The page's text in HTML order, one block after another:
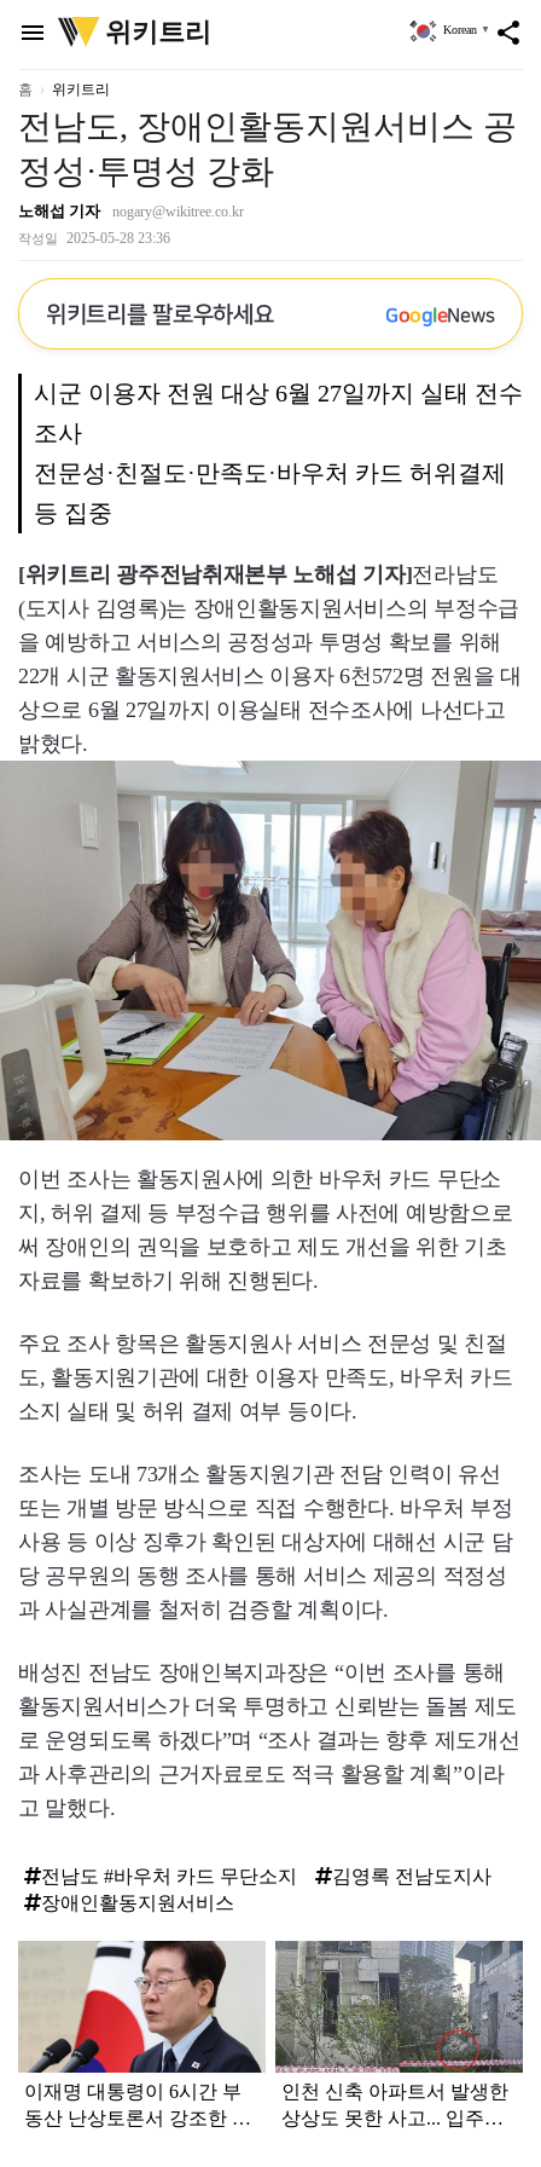
menu
위
키
리
위키트리 share
Korean ▼
홈 위키트리
전남도, 장애인활동지원서비스 공
정성·투명성 강화
노해섭 기자 nogary@wikitree.co.kr
작성일 2025-05-28 23:36
위키트리를 팔로우하세요 GoogleNews
시군 이용자 전원 대상 6월 27일까지 실태 전수
조사
전문성·친절도·만족도·바우처 카드 허위결제
등 집중
[위키트리 광주전남취재본부 노해섭 기자]전라남도
(도지사 김영록)는 장애인활동지원서비스의 부정수급
을 예방하고 서비스의 공정성과 투명성 확보를 위해
22개 시군 활동지원서비스 이용자 6천572명 전원을 대
상으로 6월 27일까지 이용실태 전수조사에 나선다고
밝혔다.
이번 조사는 활동지원사에 의한 바우처 카드 무단소
지, 허위 결제 등 부정수급 행위를 사전에 예방함으로
써 장애인의 권익을 보호하고 제도 개선을 위한 기초
자료를 확보하기 위해 진행된다.
주요 조사 항목은 활동지원사 서비스 전문성 및 친절
도, 활동지원기관에 대한 이용자 만족도, 바우처 카드
소지 실태 및 허위 결제 여부 등이다.
조사는 도내 73개소 활동지원기관 전담 인력이 유선
또는 개별 방문 방식으로 직접 수행한다. 바우처 부정
사용 등 이상 징후가 확인된 대상자에 대해선 시군 담
당 공무원의 동행 조사를 통해 서비스 제공의 적정성
과 사실관계를 철저히 검증할 계획이다.
배성진 전남도 장애인복지과장은 “이번 조사를 통해
활동지원서비스가 더욱 투명하고 신뢰받는 돌봄 제도
로 운영되도록 하겠다”며 “조사 결과는 향후 제도개선
과 사후관리의 근거자료로도 적극 활용할 계획”이라
고 말했다.
전남도 #바우처 카드 무단소지
김영록 전남도지사
장애인활동지원서비스
이재명 대통령이 6시간 부
동산 난상토론서 강조한 내
인천 신축 아파트서 발생한
상상도 못한 사고... 입주민